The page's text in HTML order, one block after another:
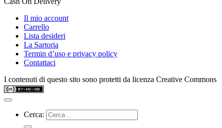
Il mio account
Carrello
Lista desideri
La Sartoria
Termin d’uso e privacy policy
Contattaci
I contenuti di questo sito sono protetti da licenza Creative Commons
Cerca: